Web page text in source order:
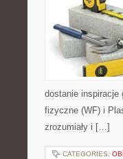
dostanie inspiracje
fizyczne (WF) i
zrozumiały i […]
CATEGORIES: